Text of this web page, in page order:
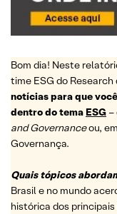
Bom dia! Neste
time ESG do Research
notícias para que
dentro do tema ESG –
and Governanceou,
Governança.
Quais tópicos
Brasil e no mundo
histórica dos